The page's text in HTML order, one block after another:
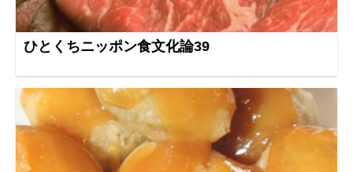
ひとくちニッポン食文化論39